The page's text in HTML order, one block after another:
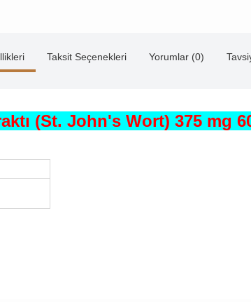
Taksit Seçenekleri Yorumlar (0)
(St. John's Wort) 375 mg